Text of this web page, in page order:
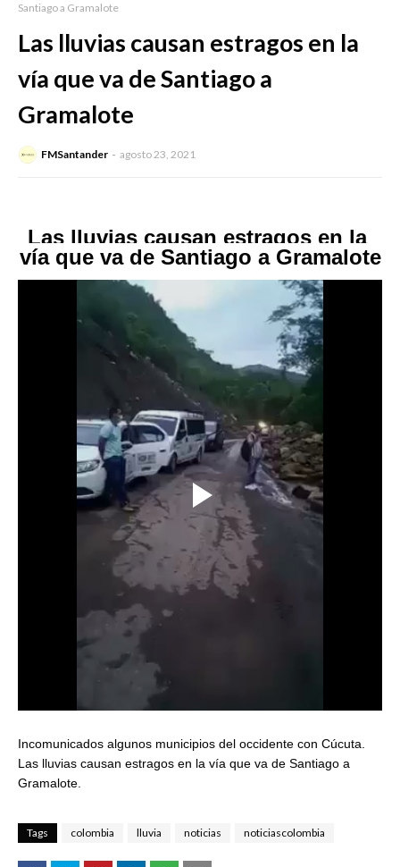
Santiago a Gramalote
Las lluvias causan estragos en la
vía que va de Santiago a
Gramalote
FMSantander agosto 23, 2021
Las lluvias causan estragos en la
vía que va de Santiago a Gramalote
Incomunicados algunos municipios del occidente con Cúcuta.
Las lluvias causan estragos en la vía que va de Santiago a
Gramalote.
Tags colombia lluvia noticias noticiascolombia